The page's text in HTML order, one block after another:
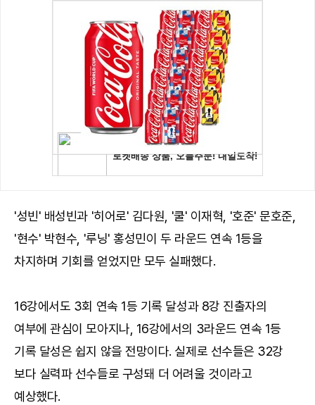
'성빈' 배성빈과 '히어로' 김다원, '쿨' 이재혁, '호준' 문호준,
'현수' 박현수, '루닝' 홍성민이 두 라운드 연속 1등을
차지하며 기회를 얻었지만 모두 실패했다.
16강에서도 3회 연속 1등 기록 달성과 8강 진출자의
여부에 관심이 모아지나, 16강에서의 3라운드 연속 1등
기록 달성은 쉽지 않을 전망이다. 실제로 선수들은 32강
보다 실력파 선수들로 구성돼 더 어려울 것이라고
예상했다.